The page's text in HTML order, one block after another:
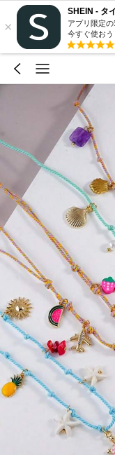
×
SHEIN - タ
アプリ限定の
今すぐ使おう